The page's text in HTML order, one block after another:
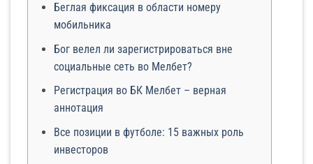
Беглая фиксация в области номеру
мобильника
Бог велел ли зарегистрироваться вне
социальные сеть во Мелбет?
Регистрация во БК Мелбет – верная
аннотация
Все позиции в футболе: 15 важных роль
инвесторов